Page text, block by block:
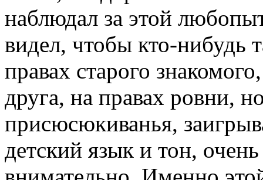
наблюдал за этой
видел, чтобы кто-нибудь
правах старого
друга, на правах ровни,
присюсюкиванья,
детский язык и тон,